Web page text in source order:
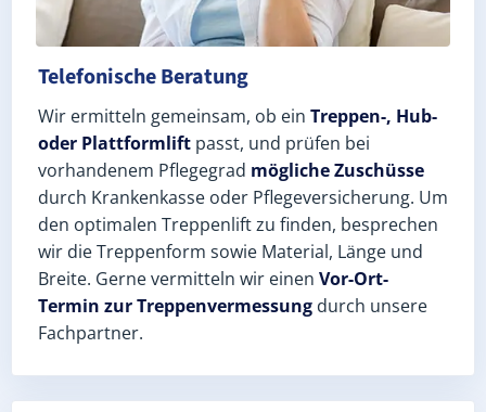
Telefonische Beratung
Wir ermitteln gemeinsam, ob ein Treppen-, Hub-
oder Plattformlift passt, und prüfen bei
vorhandenem Pflegegrad mögliche Zuschüsse
durch Krankenkasse oder Pflegeversicherung. Um
den optimalen Treppenlift zu finden, besprechen
wir die Treppenform sowie Material, Länge und
Breite. Gerne vermitteln wir einen Vor-Ort-
Termin zur Treppenvermessung durch unsere
Fachpartner.